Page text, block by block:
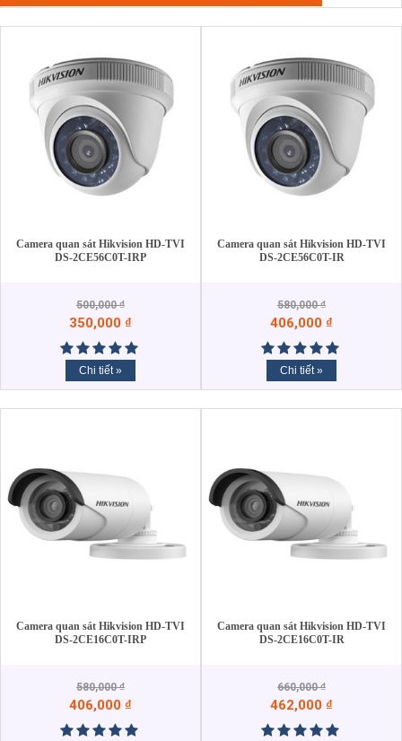
Camera quan sát Hikvision HD-TVI
DS-2CE56C0T-IRP
500,000₫
350,000 ₫
Chi tiết »
Camera quan sát Hikvision HD-TVI
DS-2CE56C0T-IR
580,000₫
406,000 ₫
Chi tiết »
Camera quan sát Hikvision HD-TVI
DS-2CE16C0T-IRP
580,000₫
406,000 ₫
Camera quan sát Hikvision HD-TVI
DS-2CE16C0T-IR
660,000₫
462,000 ₫